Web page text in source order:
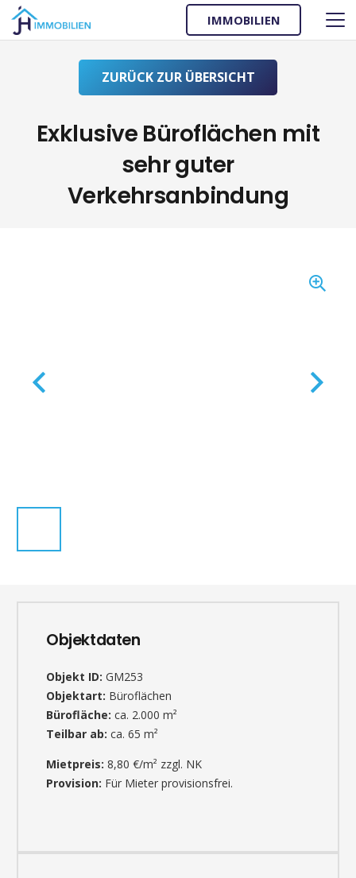
IMMOBILIEN
ZURÜCK ZUR ÜBERSICHT
Exklusive Büroflächen mit
sehr guter
Verkehrsanbindung
Objektdaten
Objekt ID: GM253
Objektart: Büroflächen
Bürofläche: ca. 2.000 m²
Teilbar ab: ca. 65 m²
Mietpreis: 8,80 €/m² zzgl. NK
Provision: Für Mieter provisionsfrei.